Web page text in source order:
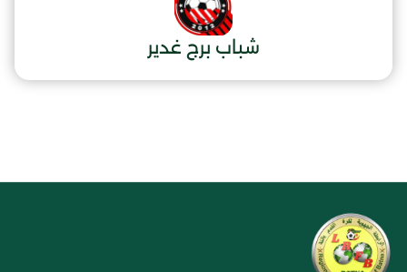
شباب برج غدير